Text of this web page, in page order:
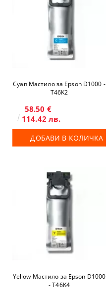
Cyan Мастило за Epson D1000 -
T46K2
58.50 €
114.42 лв.
ДОБАВИ В КОЛИЧКА
Yellow Мастило за Epson D1000
- T46K4